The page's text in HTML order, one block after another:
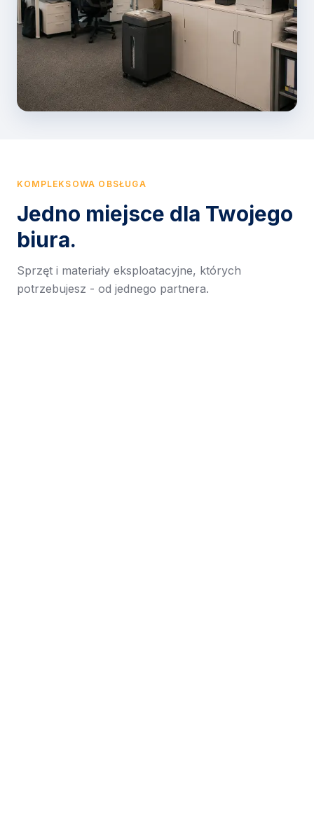
KOMPLEKSOWA OBSŁUGA
Jedno miejsce dla Twojego
biura.
Sprzęt i materiały eksploatacyjne, których
potrzebujesz - od jednego partnera.